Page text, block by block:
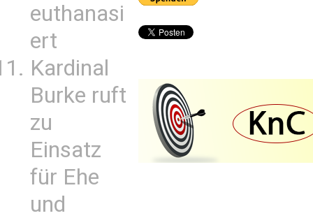
euthanasi
ert
Kardinal
Burke ruft
zu
Einsatz
für Ehe
und